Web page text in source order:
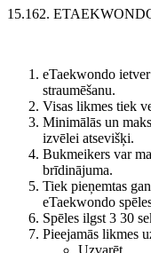
15.162.
eTaekwondo
straumēšanu.
Visas likmes tiek
Minimālās un
izvēlei atsevišķi.
Bukmeikers var
brīdinājuma.
Tiek pieņemtas
eTaekwondo
Spēles ilgst 3 30
Pieejamās likmes
Uzvarēt